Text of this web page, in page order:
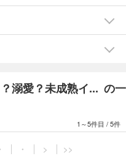
溺愛？未成熟イ... の一
1～5件目 /5件
・ ・ > >>